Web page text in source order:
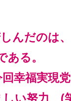
んだのは
ある。
幸福実現
しい努力